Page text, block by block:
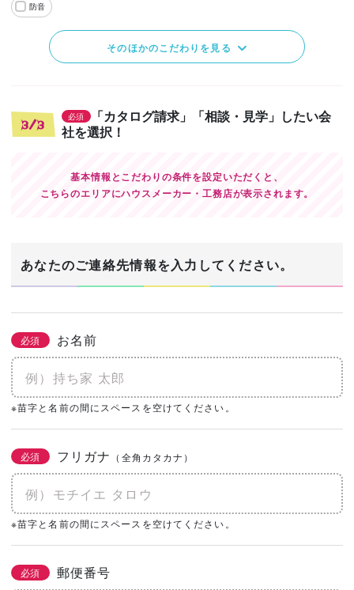
防音
そのほかのこだわりを見る
3/3
必須
「カタログ請求」「相談・見学」したい会
社を選択！
基本情報とこだわりの条件を設定いただくと、
こちらのエリアにハウスメーカー・工務店が表示されます。
あなたのご連絡先情報を入力してください。
必須 お名前
※苗字と名前の間にスペースを空けてください。
必須 フリガナ （全角カタカナ）
※苗字と名前の間にスペースを空けてください。
必須 郵便番号